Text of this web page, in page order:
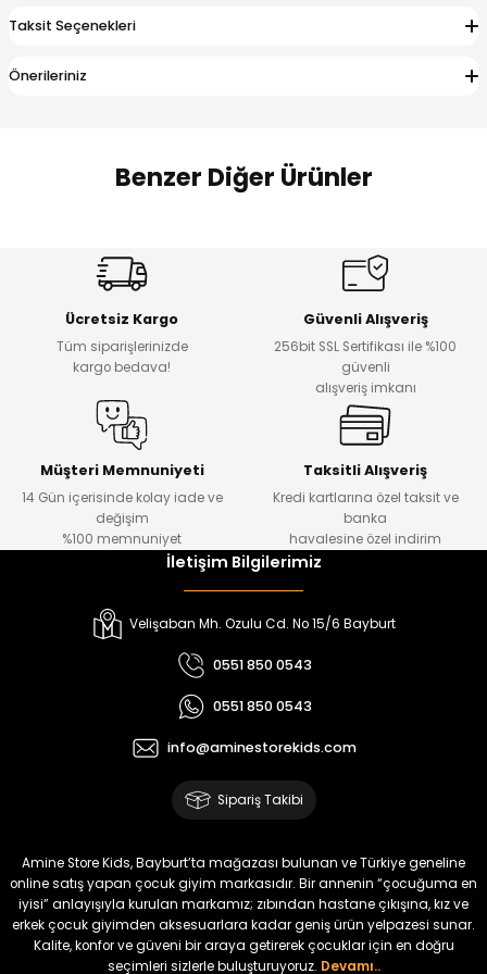
Taksit Seçenekleri
Önerileriniz
Benzer Diğer Ürünler
Dantelya Kız Çocuk Tişört
Puba Unisex Kot 3’lü Takım
Urban Kız Çocuk Süveterli Tunik Gömlek Navi Kız Çocuk Kot Pantolon
₺ 650
Melra Kız Çocuk Kot Pantolon
%15
Tivon Kız Çocuk 3’lü Takım
₺ 2.340
Koren Kız Çocuk ve Bebek Tayt
₺ 320
₺ 250
Yeni
Koren Kız Çocuk ve Bebek Tayt
₺ 320
₺ 250
%22
Koren Kız Çocuk ve Bebek Tayt
%22
Koren Kız Çocuk ve Bebek Tayt
Ücretsiz Kargo
Tüm siparişlerinizde
kargo bedava!
Güvenli Alışveriş
256bit SSL Sertifikası ile %100
güvenli
alışveriş imkanı
Müşteri Memnuniyeti
14 Gün içerisinde kolay iade ve
değişim
%100 memnuniyet
Taksitli Alışveriş
Kredi kartlarına özel taksit ve
banka
havalesine özel indirim
İletişim Bilgilerimiz
Velişaban Mh. Ozulu Cd. No 15/6 Bayburt
0551 850 0543
0551 850 0543
info@aminestorekids.com
Sipariş Takibi
Amine Store Kids, Bayburt’ta mağazası bulunan ve Türkiye geneline
online satış yapan çocuk giyim markasıdır. Bir annenin “çocuğuma en
iyisi” anlayışıyla kurulan markamız; zıbından hastane çıkışına, kız ve
erkek çocuk giyimden aksesuarlara kadar geniş ürün yelpazesi sunar.
Kalite, konfor ve güveni bir araya getirerek çocuklar için en doğru
seçimleri sizlerle buluşturuyoruz. Devamı..
Alt
ve Taç